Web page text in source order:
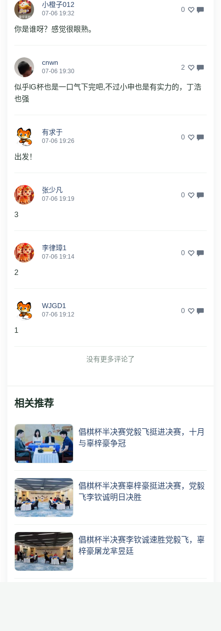
小橙子012
07-06 19:32 0
你是谁呀？感觉很眼熟。
cnwn
07-06 19:30 2
似乎lG杯也是一口气下完吧,不过小申也是有实力的，丁浩
也强
有求于
07-06 19:26 0
出发！
张少凡
07-06 19:19 0
3
李律璋1
07-06 19:14 0
2
WJGD1
07-06 19:12 0
1
没有更多评论了
相关推荐
倡棋杯半决赛党毅飞挺进决赛，十月
与辜梓豪争冠
倡棋杯半决赛辜梓豪挺进决赛，党毅
飞李钦诚明日决胜
倡棋杯半决赛李钦诚速胜党毅飞，辜
梓豪屠龙芈昱廷